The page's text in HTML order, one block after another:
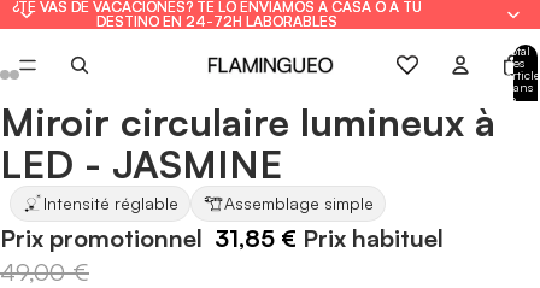
¿TE VAS DE VACACIONES? TE LO ENVIAMOS A CASA O A TU
DESTINO EN 24-72H LABORABLES
¿TE VAS DE VACACIONES? TE LO ENVIAMOS A CASA O A TU
DESTINO EN 24-72H LABORABLES
Total
des
dans
le
Ouvrir
l'image
plein
écran
Ouvrir
l'image
plein
écran
Ouvrir
l'image
plein
écran
Ouvrir
l'image
plein
écran
Ouvrir
l'image
plein
écran
Ouvrir
l'image
plein
écran
Miroir circulaire lumineux à
LED - JASMINE
Intensité réglable Assemblage simple
Prix promotionnel 31,85 € Prix habituel
49,00 €